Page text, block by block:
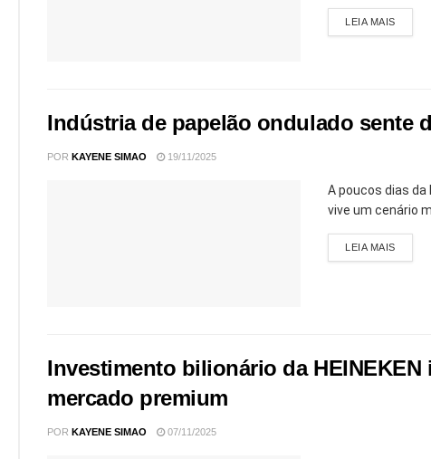
LEIA MAIS
Indústria de papelão ondulado sente
POR KAYENE SIMAO 19/11/2025
A poucos dias da
vive um cenário
LEIA MAIS
Investimento bilionário da
mercado premium
POR KAYENE SIMAO 07/11/2025